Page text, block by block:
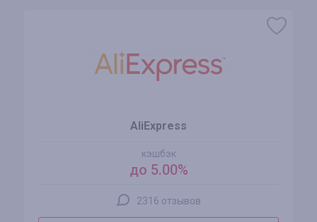
AliExpress
кэшбэк
до 5.00%
2316 отзывов